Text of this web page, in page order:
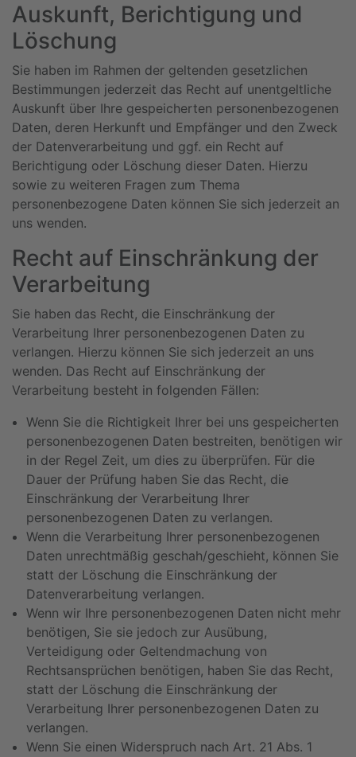
Auskunft, Berichtigung und
Löschung
Sie haben im Rahmen der geltenden gesetzlichen
Bestimmungen jederzeit das Recht auf unentgeltliche
Auskunft über Ihre gespeicherten personenbezogenen
Daten, deren Herkunft und Empfänger und den Zweck
der Datenverarbeitung und ggf. ein Recht auf
Berichtigung oder Löschung dieser Daten. Hierzu
sowie zu weiteren Fragen zum Thema
personenbezogene Daten können Sie sich jederzeit an
uns wenden.
Recht auf Einschränkung der
Verarbeitung
Sie haben das Recht, die Einschränkung der
Verarbeitung Ihrer personenbezogenen Daten zu
verlangen. Hierzu können Sie sich jederzeit an uns
wenden. Das Recht auf Einschränkung der
Verarbeitung besteht in folgenden Fällen:
Wenn Sie die Richtigkeit Ihrer bei uns gespeicherten
personenbezogenen Daten bestreiten, benötigen wir
in der Regel Zeit, um dies zu überprüfen. Für die
Dauer der Prüfung haben Sie das Recht, die
Einschränkung der Verarbeitung Ihrer
personenbezogenen Daten zu verlangen.
Wenn die Verarbeitung Ihrer personenbezogenen
Daten unrechtmäßig geschah/geschieht, können Sie
statt der Löschung die Einschränkung der
Datenverarbeitung verlangen.
Wenn wir Ihre personenbezogenen Daten nicht mehr
benötigen, Sie sie jedoch zur Ausübung,
Verteidigung oder Geltendmachung von
Rechtsansprüchen benötigen, haben Sie das Recht,
statt der Löschung die Einschränkung der
Verarbeitung Ihrer personenbezogenen Daten zu
verlangen.
Wenn Sie einen Widerspruch nach Art. 21 Abs. 1